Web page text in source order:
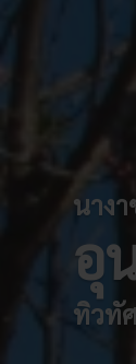
นาง
อุ
ทิวทั